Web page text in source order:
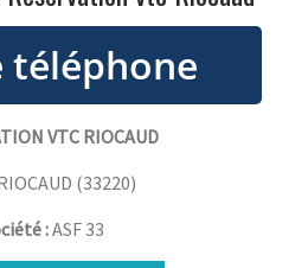
VTC RIOCAUD
(33220)
:ASF 33